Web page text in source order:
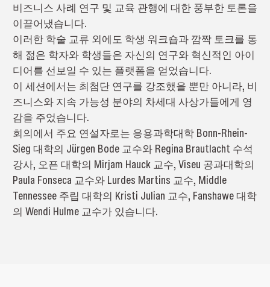
비즈니스 사례 연구 및 교육 관행에 대한 풍부한 토론을
이끌어냈습니다.
이러한 학술 교류 외에도 학생 워크숍과 깜짝 토크를 통
해 젊은 학자와 학생들은 자신의 연구와 혁신적인 아이
디어를 선보일 수 있는 플랫폼을 얻었습니다.
이 세션에서는 최첨단 연구를 강조했을 뿐만 아니라, 비
즈니스와 지속 가능성 분야의 차세대 사상가들에게 영
감을 주었습니다.
회의에서 주요 연설자로는 응용과학대학 Bonn-Rhein-
Sieg 대학의 Jürgen Bode 교수와 Regina Brautlacht 수석
강사, 오픈 대학의 Mirjam Hauck 교수, Viseu 공과대학의
Paula Fonseca 교수와 Lurdes Martins 교수, Middle
Tennessee 주립 대학의 Kristi Julian 교수, Fanshawe 대학
의 Wendi Hulme 교수가 있습니다.